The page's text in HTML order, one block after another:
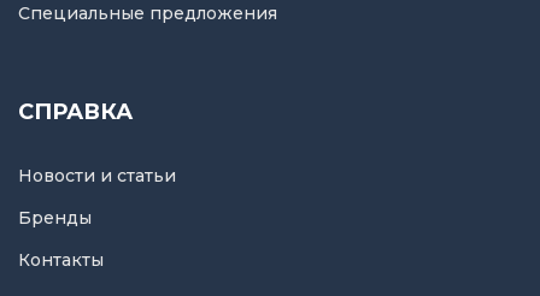
Специальные предложения
СПРАВКА
Новости и статьи
Бренды
Контакты